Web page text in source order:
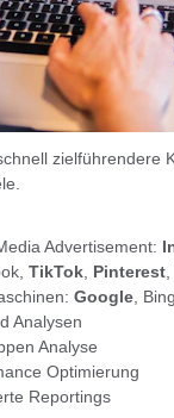
zielführendere
Advertisement:
TikTok Pinterest
Google , Bing
Analysen
Analyse
Optimierung
Reportings